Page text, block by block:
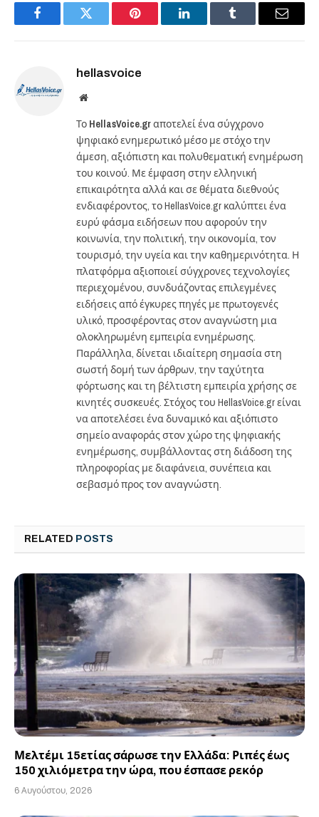
FacebookTwitter Pinterest LinkedInTumblr Email
hellasvoice
Website
Το HellasVoice.grαποτελεί ένα σύγχρονο
ψηφιακό ενημερωτικό μέσο με στόχο την
άμεση, αξιόπιστη και πολυθεματική ενημέρωση
του κοινού. Με έμφαση στην ελληνική
επικαιρότητα αλλά και σε θέματα διεθνούς
ενδιαφέροντος, το HellasVoice.gr καλύπτει ένα
ευρύ φάσμα ειδήσεων που αφορούν την
κοινωνία, την πολιτική, την οικονομία, τον
τουρισμό, την υγεία και την καθημερινότητα. Η
πλατφόρμα αξιοποιεί σύγχρονες τεχνολογίες
περιεχομένου, συνδυάζοντας επιλεγμένες
ειδήσεις από έγκυρες πηγές με πρωτογενές
υλικό, προσφέροντας στον αναγνώστη μια
ολοκληρωμένη εμπειρία ενημέρωσης.
Παράλληλα, δίνεται ιδιαίτερη σημασία στη
σωστή δομή των άρθρων, την ταχύτητα
φόρτωσης και τη βέλτιστη εμπειρία χρήσης σε
κινητές συσκευές. Στόχος του HellasVoice.gr είναι
να αποτελέσει ένα δυναμικό και αξιόπιστο
σημείο αναφοράς στον χώρο της ψηφιακής
ενημέρωσης, συμβάλλοντας στη διάδοση της
πληροφορίας με διαφάνεια, συνέπεια και
σεβασμό προς τον αναγνώστη.
RELATED POSTS
Μελτέμι 15ετίας σάρωσε την Ελλάδα: Ριπές έως
150 χιλιόμετρα την ώρα, που έσπασε ρεκόρ
6 Αυγούστου, 2026